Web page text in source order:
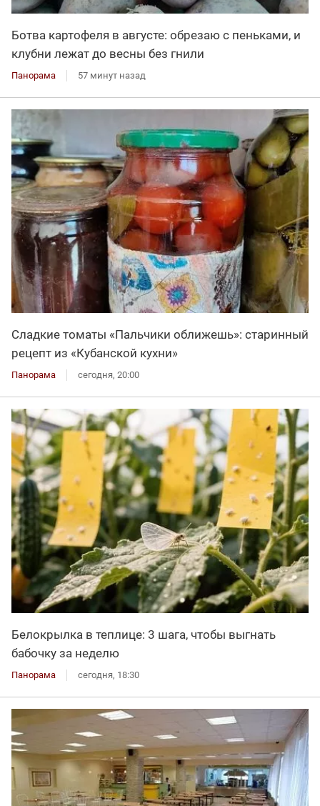
Ботва картофеля в августе: обрезаю с пеньками, и
клубни лежат до весны без гнили
Панорама 57 минут назад
Сладкие томаты «Пальчики оближешь»: старинный
рецепт из «Кубанской кухни»
Панорама сегодня, 20:00
Белокрылка в теплице: 3 шага, чтобы выгнать
бабочку за неделю
Панорама сегодня, 18:30